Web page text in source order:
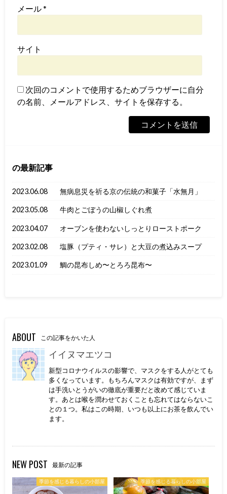
メール*
サイト
次回のコメントで使用するためブラウザーに自分
の名前、メールアドレス、サイトを保存する。
の最新記事
2023.06.08 無病息災を祈る京の伝統の和菓子「水無月」
2023.05.08 牛肉とごぼうの山椒しぐれ煮
2023.04.07 オーブンを使わないしっとりローストポーク
2023.02.08 塩豚（プティ・サレ）と大豆の煮込みスープ
2023.01.09 鯛の昆布しめ〜とろろ昆布〜
ABOUT この記事をかいた人
イイヌマエツコ
新型コロナウイルスの影響で、マスクをする人がとても
多くなっています。もちろんマスクは有効ですが、まず
は手洗いとうがいの徹底が重要だと改めて感じていま
す。あとは喉を潤わせておくことも忘れてはならないこ
との１つ。私はこの時期、いつも以上にお茶を飲んでい
ます。
NEW POST 最新の記事
季節を感じる暮らしの小部屋 季節を感じる暮らしの小部屋